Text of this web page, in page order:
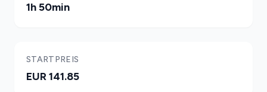
1h 50min
STARTPREIS
EUR 141.85